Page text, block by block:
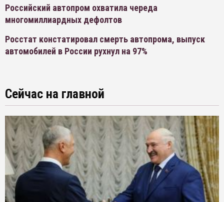
Российский автопром охватила череда
многомиллиардных дефолтов
Росстат констатировал смерть автопрома, выпуск
автомобилей в России рухнул на 97%
Сейчас на главной